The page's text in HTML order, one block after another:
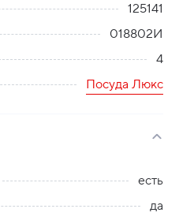
125141
018802И
4
Посуда Люкс
есть
да